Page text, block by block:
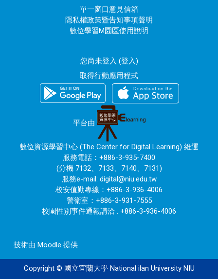
單一窗口意見信箱
隱私權政策暨告知事項聲明
數位學習M園區使用說明
您尚未登入 (登入)
取得行動應用程式
平台由
數位資源學習中心 (The Center for Digital Learning) 維運
服務電話：+886-3-935-7400
(分機 7132、7133、7140、7131)
服務e-mail: digital@niu.edu.tw
校安值勤專線：+886-3-936-4006
警衛室：+886-3-931-7555
校園性別事件通報請洽 : +886-3-936-4006
技術由 Moodle 提供
Copyright © 國立宜蘭大學 National ilan University NIU